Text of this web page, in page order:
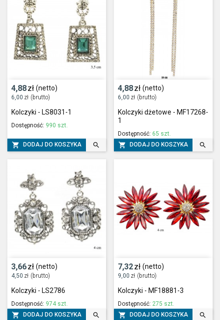
4,88zł (netto)
6,00 zł (brutto)
Kolczyki - LS8031-1
Dostępność: 990 szt.
 DODAJ DO KOSZYKA 
4,88zł (netto)
6,00 zł (brutto)
Kolczyki dżetowe - MF17268-
1
Dostępność: 65 szt.
 DODAJ DO KOSZYKA 
3,66zł (netto)
4,50 zł (brutto)
Kolczyki - LS2786
Dostępność: 974 szt.
 DODAJ DO KOSZYKA 
7,32zł (netto)
9,00 zł (brutto)
Kolczyki - MF18881-3
Dostępność: 275 szt.
 DODAJ DO KOSZYKA 